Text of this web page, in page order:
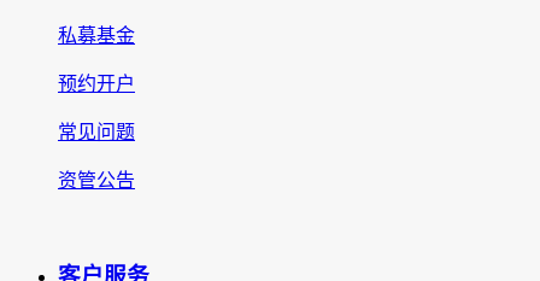
私募基金
预约开户
常见问题
资管公告
客户服务